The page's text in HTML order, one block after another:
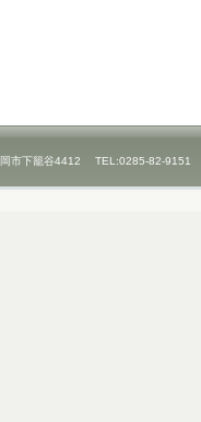
市下籠谷4412 TEL:0285-82-9151